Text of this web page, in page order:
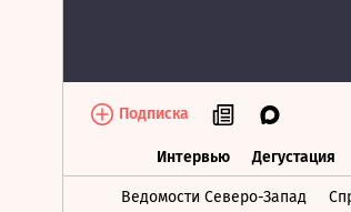
Подписка
Интервью Дегустация
Ведомости Северо-Запад
Интервью